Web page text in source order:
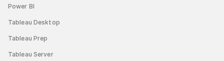
Power BI
Tableau Desktop
Tableau Prep
Tableau Server